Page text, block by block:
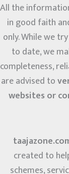
All the
in good faith
only. While we
to date, we
completeness,
are advised to
websites or
created to
schemes,